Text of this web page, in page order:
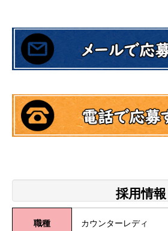
採用情報
職種 カウンターレディ